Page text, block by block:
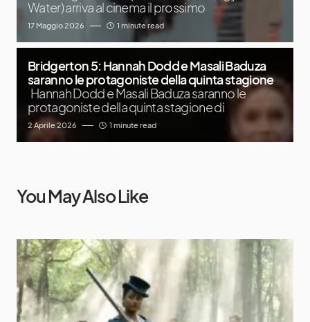
Water) arriva al cinema il prossimo
17 Maggio 2026 1 minute read
Bridgerton 5: Hannah Dodd e Masali Baduza
saranno le protagoniste della quinta stagione
Hannah Dodd e Masali Baduza saranno le
protagoniste della quinta stagione di
2 Aprile 2026 1 minute read
You May Also Like